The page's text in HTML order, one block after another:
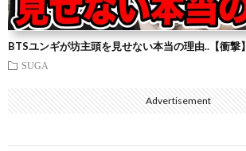
BTSユンギが坊主頭を見せない本当の理由..【衝撃】
SUGA
Advertisement